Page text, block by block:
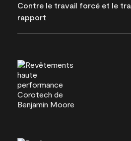
Contre le travail forcé et le
rapport